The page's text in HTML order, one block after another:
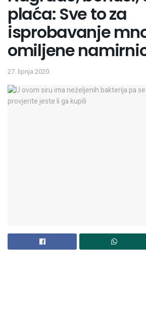
plaća: Sve to za
isprobavanje
omiljene
27. lipnja 2020.